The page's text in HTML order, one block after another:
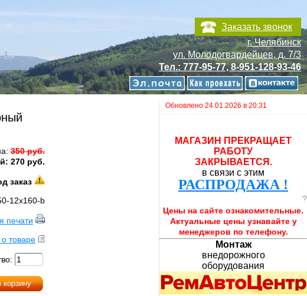
Заказать звонок
г. Челябинск
ул. Молодогвардейцев, д. 7/3
Тел.: 777-95-77, 8-951-128-93-46
Обновлено 24.01.2026 в 20:31
МАГАЗИН ПРЕКРАЩАЕТ
РАБОТУ
ЗАКРЫВАЕТСЯ.
в связи с этим
РАСПРОДАЖА !
?
Цены на сайте ознакомительные.
Актуальные цены узнавайте у
менеджеров по телефону.
Монтаж
внедорожного
оборудования
350 руб.
270 руб.
заказ
12x160-b
печати
товаре